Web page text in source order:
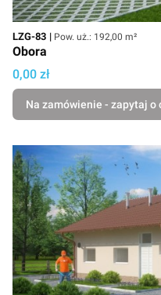
Kod
LZG-83 Powierzchnia użytkowa
Pow. uż.: 192,00 m²
Obora
Cena
0,00 zł
Na zamówienie - zapytaj o